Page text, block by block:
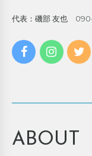
代表：磯部 友也
ABOUT